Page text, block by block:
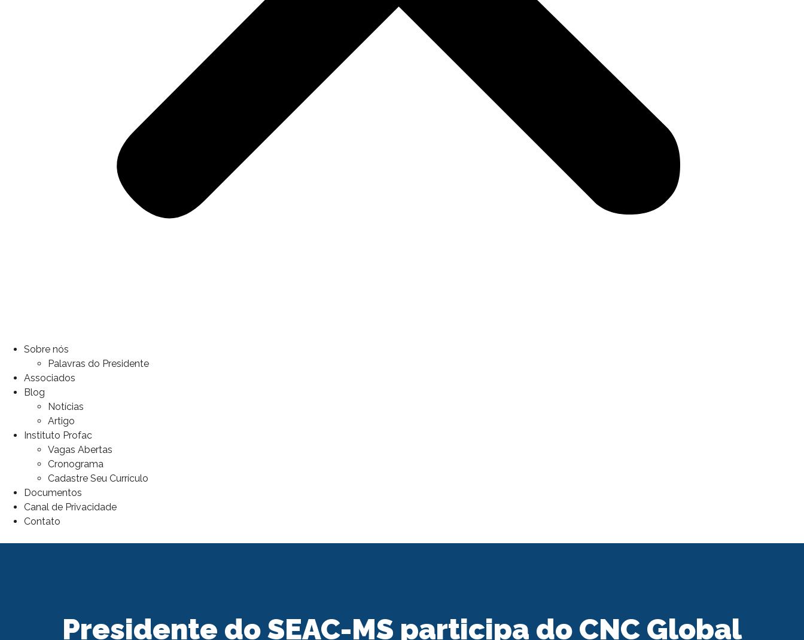
Sobre nós
Palavras do Presidente
Associados
Blog
Notícias
Artigo
Instituto Profac
Vagas Abertas
Cronograma
Cadastre Seu Currículo
Documentos
Canal de Privacidade
Contato
Presidente do SEAC-MS participa do CNC Global